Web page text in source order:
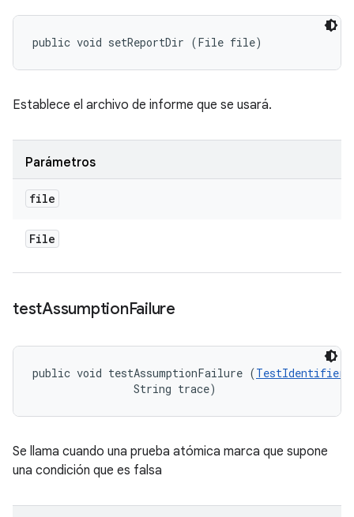
public void setReportDir (File file)
Establece el archivo de informe que se usará.
Parámetros
file
File
testAssumptionFailure
public void testAssumptionFailure (TestIdentifier
                String trace)
Se llama cuando una prueba atómica marca que supone
una condición que es falsa